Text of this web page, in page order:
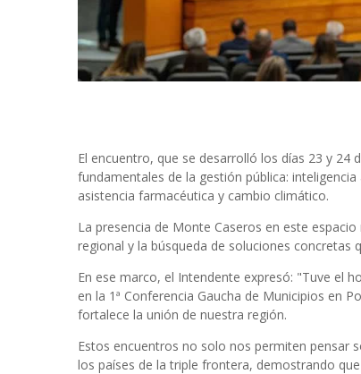
El encuentro, que se desarrolló los días 23 y
fundamentales de la gestión pública:
asistencia farmacéutica y cambio climático.
La presencia de Monte Caseros en este
regional y la búsqueda de soluciones concretas
En ese marco, el Intendente expresó: "Tuve el
en la 1ª Conferencia Gaucha de Municipios en
fortalece la unión de nuestra región.
Estos encuentros no solo nos permiten pensar
los países de la triple frontera, demostrando